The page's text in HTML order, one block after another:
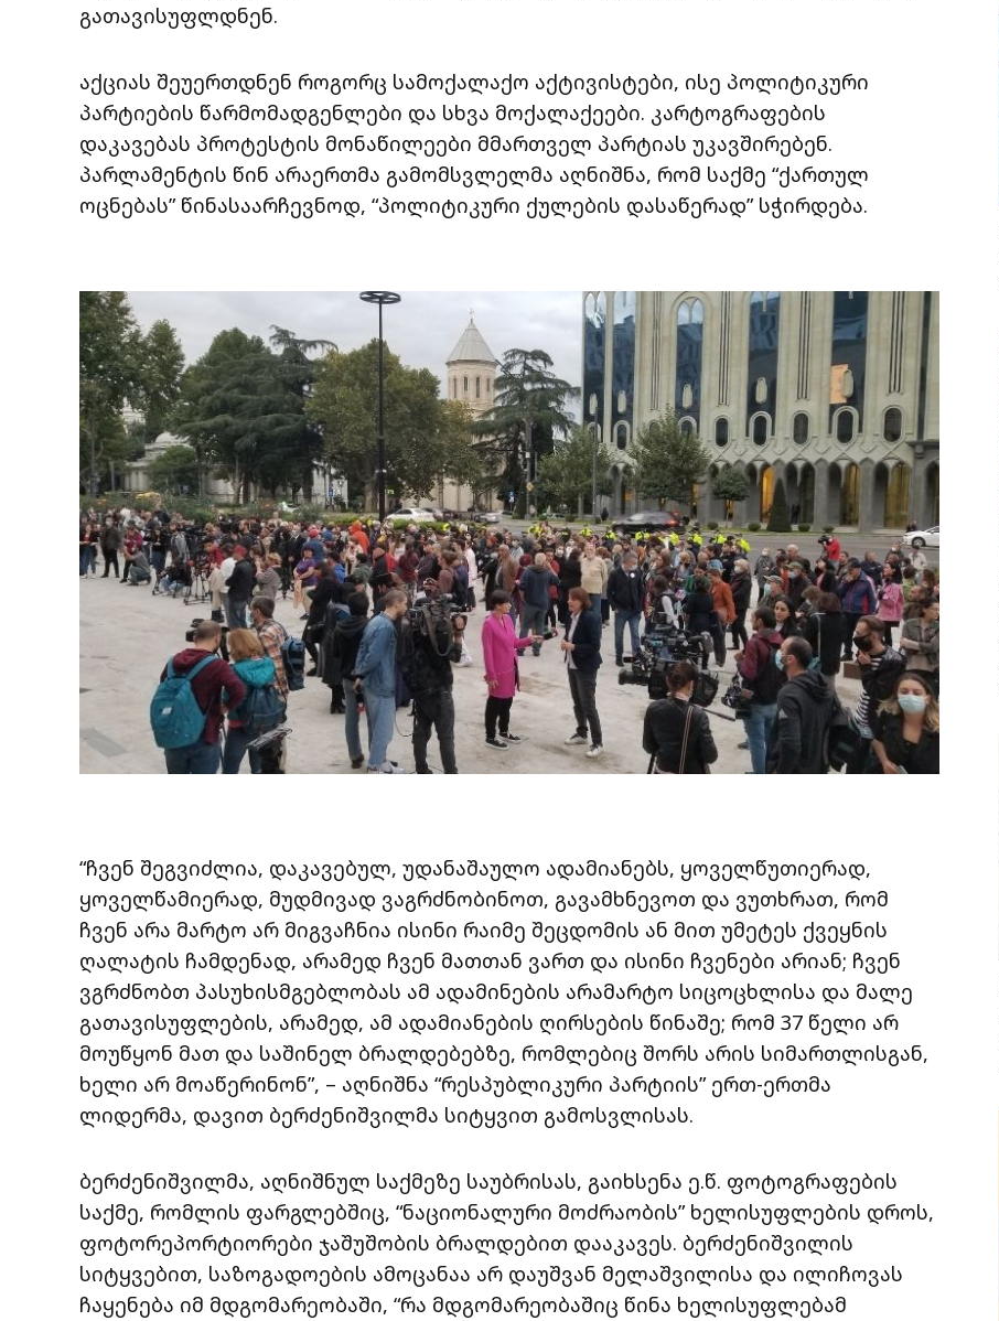
გათავისუფლდნენ.
აქციას შეუერთდნენ როგორც სამოქალაქო აქტივისტები, ისე პოლიტიკური
პარტიების წარმომადგენლები და სხვა მოქალაქეები. კარტოგრაფების
დაკავებას პროტესტის მონაწილეები მმართველ პარტიას უკავშირებენ.
პარლამენტის წინ არაერთმა გამომსვლელმა აღნიშნა, რომ საქმე “ქართულ
ოცნებას” წინასაარჩევნოდ, “პოლიტიკური ქულების დასაწერად” სჭირდება.
“ჩვენ შეგვიძლია, დაკავებულ, უდანაშაულო ადამიანებს, ყოველწუთიერად,
ყოველწამიერად, მუდმივად ვაგრძნობინოთ, გავამხნევოთ და ვუთხრათ, რომ
ჩვენ არა მარტო არ მიგვაჩნია ისინი რაიმე შეცდომის ან მით უმეტეს ქვეყნის
ღალატის ჩამდენად, არამედ ჩვენ მათთან ვართ და ისინი ჩვენები არიან; ჩვენ
ვგრძნობთ პასუხისმგებლობას ამ ადამინების არამარტო სიცოცხლისა და მალე
გათავისუფლების, არამედ, ამ ადამიანების ღირსების წინაშე; რომ 37 წელი არ
მოუწყონ მათ და საშინელ ბრალდებებზე, რომლებიც შორს არის სიმართლისგან,
ხელი არ მოაწერინონ”, – აღნიშნა “რესპუბლიკური პარტიის” ერთ-ერთმა
ლიდერმა, დავით ბერძენიშვილმა სიტყვით გამოსვლისას.
ბერძენიშვილმა, აღნიშნულ საქმეზე საუბრისას, გაიხსენა ე.წ. ფოტოგრაფების
საქმე, რომლის ფარგლებშიც, “ნაციონალური მოძრაობის” ხელისუფლების დროს,
ფოტორეპორტიორები ჯაშუშობის ბრალდებით დააკავეს. ბერძენიშვილის
სიტყვებით, საზოგადოების ამოცანაა არ დაუშვან მელაშვილისა და ილიჩოვას
ჩაყენება იმ მდგომარეობაში, “რა მდგომარეობაშიც წინა ხელისუფლებამ